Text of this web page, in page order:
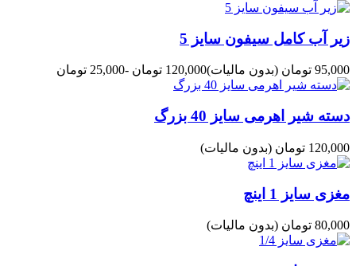
زیر آب کامل سیفون سایز 5
95,000 تومان (بدون مالیات)120,000 تومان -25,000 تومان
دسته شیر اهرمی سایز 40 بزرگ
120,000 تومان (بدون مالیات)
مغزی سایز 1 اینچ
80,000 تومان (بدون مالیات)